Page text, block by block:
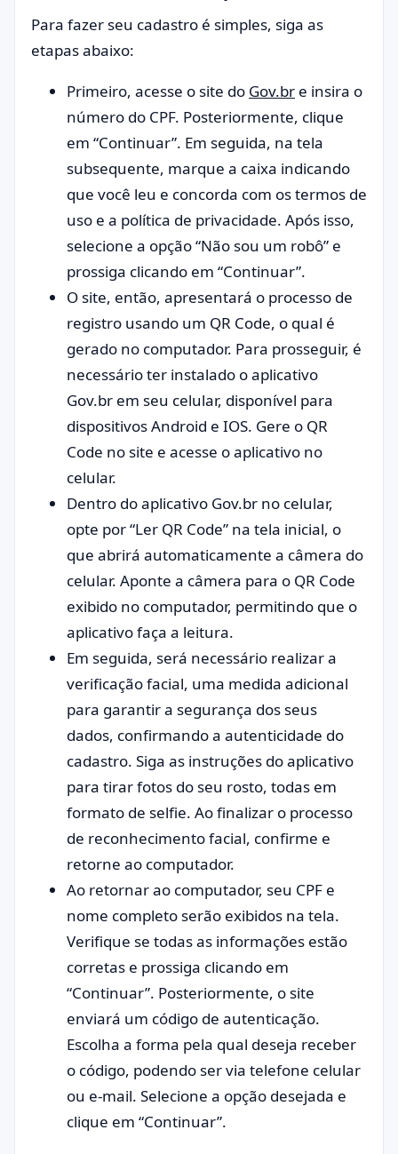
Para fazer seu cadastro é simples, siga as
etapas abaixo:
Primeiro, acesse o site do Gov.br e insira o
número do CPF. Posteriormente, clique
em “Continuar”. Em seguida, na tela
subsequente, marque a caixa indicando
que você leu e concorda com os termos de
uso e a política de privacidade. Após isso,
selecione a opção “Não sou um robô” e
prossiga clicando em “Continuar”.
O site, então, apresentará o processo de
registro usando um QR Code, o qual é
gerado no computador. Para prosseguir, é
necessário ter instalado o aplicativo
Gov.br em seu celular, disponível para
dispositivos Android e IOS. Gere o QR
Code no site e acesse o aplicativo no
celular.
Dentro do aplicativo Gov.br no celular,
opte por “Ler QR Code” na tela inicial, o
que abrirá automaticamente a câmera do
celular. Aponte a câmera para o QR Code
exibido no computador, permitindo que o
aplicativo faça a leitura.
Em seguida, será necessário realizar a
verificação facial, uma medida adicional
para garantir a segurança dos seus
dados, confirmando a autenticidade do
cadastro. Siga as instruções do aplicativo
para tirar fotos do seu rosto, todas em
formato de selfie. Ao finalizar o processo
de reconhecimento facial, confirme e
retorne ao computador.
Ao retornar ao computador, seu CPF e
nome completo serão exibidos na tela.
Verifique se todas as informações estão
corretas e prossiga clicando em
“Continuar”. Posteriormente, o site
enviará um código de autenticação.
Escolha a forma pela qual deseja receber
o código, podendo ser via telefone celular
ou e-mail. Selecione a opção desejada e
clique em “Continuar”.